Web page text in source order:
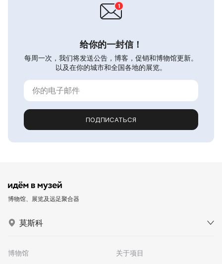
给你的一封信！
每周一次，我们将发送公告，博客，促销和博物馆更新。
以及在你的城市和全国各地的展览。
ПОДПИСАТЬСЯ
博物馆、展览及远足聚合器
莫斯科
博物馆
关于项目